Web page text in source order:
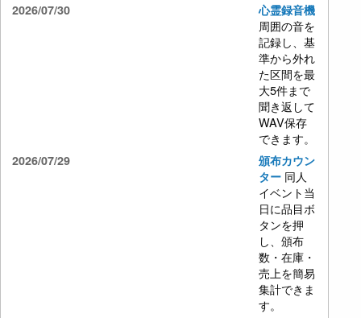
2026/07/30 心霊録音機
周囲の音を
記録し、基
準から外れ
た区間を最
大5件まで
聞き返して
WAV保存
できます。
2026/07/29
頒布カウン
ター 同人
イベント当
日に品目ボ
タンを押
し、頒布
数・在庫・
売上を簡易
集計できま
す。